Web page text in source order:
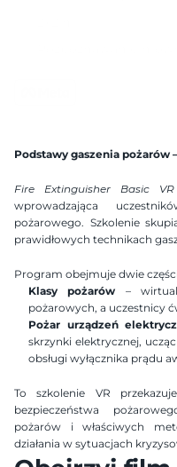
Ukranian
Hebrew
Podstawy gaszenia pożarów
Fire Extinguisher Basic
wprowadzająca
pożarowego. Szkolenie
prawidłowych technikach
Program obejmuje dwie
Klasy pożarów –
pożarowych, a uczestnicy
Pożar urządzeń
skrzynki elektrycznej,
obsługi wyłącznika prądu
To szkolenie VR
bezpieczeństwa
pożarów i właściwych
działania w sytuacjach